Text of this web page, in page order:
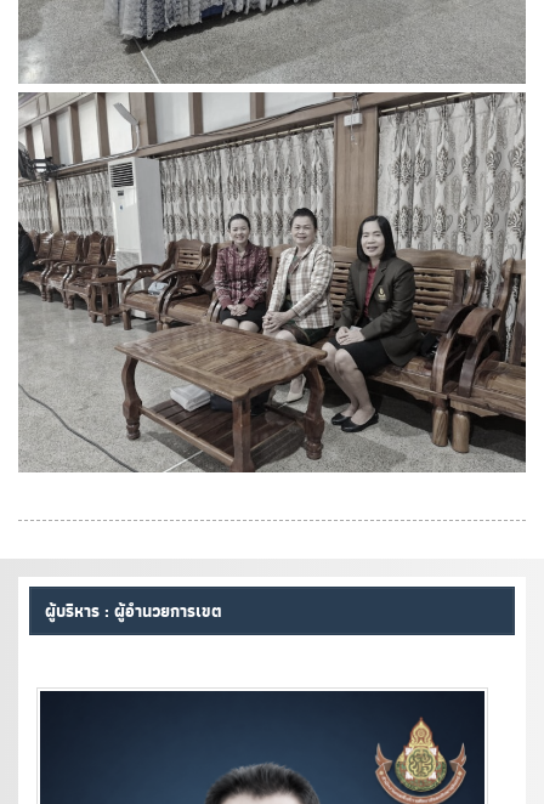
ผู้บริหาร : ผู้อำนวยการเขต